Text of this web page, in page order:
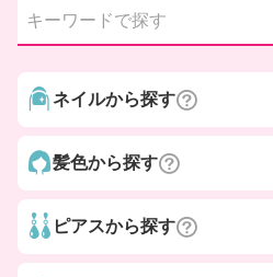
ネイルから探す
髪色から探す
ピアスから探す